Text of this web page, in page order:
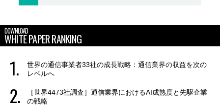
DOWNLOAD
WHITE PAPER RANKING
世界の通信事業者33社の成長戦略：通信業界の収益を次の
レベルへ
［世界4473社調査］通信業界におけるAI成熟度と先駆企業
の戦略